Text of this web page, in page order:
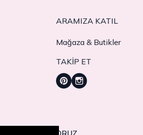
ARAMIZA KATIL
Mağaza & Butikler
TAKIP ET
YAPIYORUZ